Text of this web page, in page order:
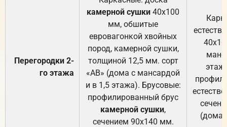
Перегородки 2-
го этажа
камерной сушки 40х100
мм, обшитые
евровагонкой хвойных
пород, камерной сушки,
толщиной 12,5 мм. сорт
«АВ» (дома с мансардой
и в 1,5 этажа). Брусовые:
профилированный брус
камерной сушки,
сечением 90х140 мм.
(дома